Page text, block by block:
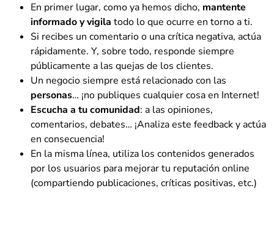
En primer lugar, como ya hemos dicho, mantente
informado y vigila todo lo que ocurre en torno a ti.
Si recibes un comentario o una crítica negativa, actúa
rápidamente. Y, sobre todo, responde siempre
públicamente a las quejas de los clientes.
Un negocio siempre está relacionado con las
personas… ¡no publiques cualquier cosa en Internet!
Escucha a tu comunidad: a las opiniones,
comentarios, debates… ¡Analiza este feedback y actúa
en consecuencia!
En la misma línea, utiliza los contenidos generados
por los usuarios para mejorar tu reputación online
(compartiendo publicaciones, críticas positivas, etc.)